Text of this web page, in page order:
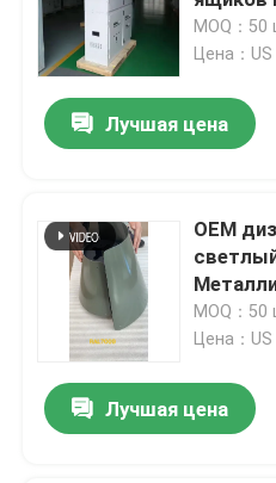
MOQ：50
Цена：
Лучшая цена
OEM
на
MOQ：50
Цена：
Лучшая цена